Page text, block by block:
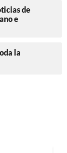
de
e
la